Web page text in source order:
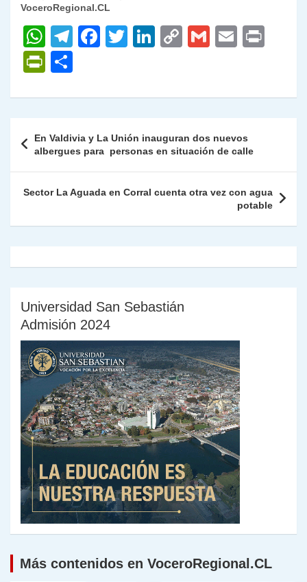
VoceroRegional.CL
W
h
at
s
p
p
T
gr
m
F
e
o
o
k
T
er
Li
e
n
C
y
n
k
G
l
E
l
P
nt
Fr
ie
n
dl
m
p
ar
tir
de
entradas
En Valdivia y La Unión inauguran dos nuevos
albergues para personas en situación de calle
Sector La Aguada en Corral cuenta otra vez con agua
potable
Universidad San Sebastián
Admisión 2024
Más contenidos en VoceroRegional.CL